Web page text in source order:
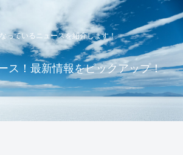
っているニュースを紹介します！
ス！最新情報をピックアップ！